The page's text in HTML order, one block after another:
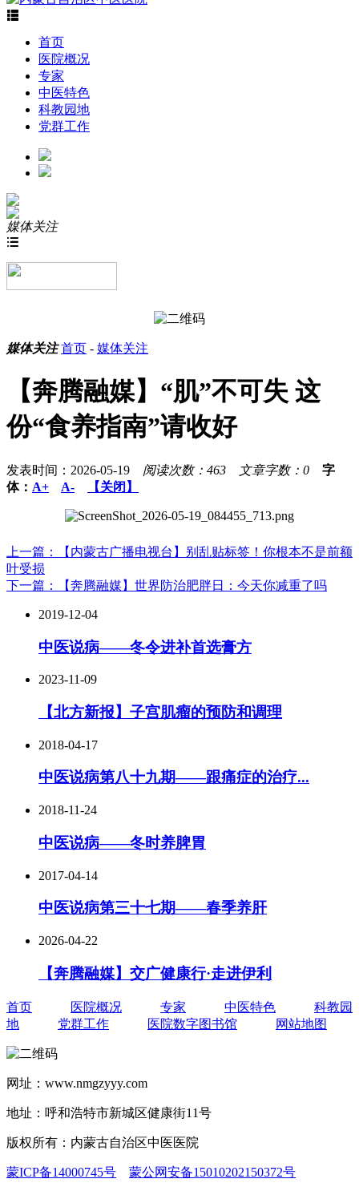

首页
医院概况
专家
中医特色
科教园地
党群工作
媒体关注

媒体关注 首页 - 媒体关注
【奔腾融媒】“肌”不可失 这
份“食养指南”请收好
发表时间：2026-05-19 阅读次数：463 文章字数：0 字
体： A+ A- 【关闭】
上一篇：【内蒙古广播电视台】别乱贴标签！你根本不是前额
叶受损
下一篇：【奔腾融媒】世界防治肥胖日：今天你减重了吗
2019-12-04
中医说病——冬令进补首选膏方
2023-11-09
【北方新报】子宫肌瘤的预防和调理
2018-04-17
中医说病第八十九期——跟痛症的治疗...
2018-11-24
中医说病——冬时养脾胃
2017-04-14
中医说病第三十七期——春季养肝
2026-04-22
【奔腾融媒】交广健康行·走进伊利
首页 医院概况 专家 中医特色
科教园
地
党群工作 医院数字图书馆 网站地图
网址：www.nmgzyyy.com
地址：呼和浩特市新城区健康街11号
版权所有：内蒙古自治区中医医院
蒙ICP备14000745号 蒙公网安备15010202150372号